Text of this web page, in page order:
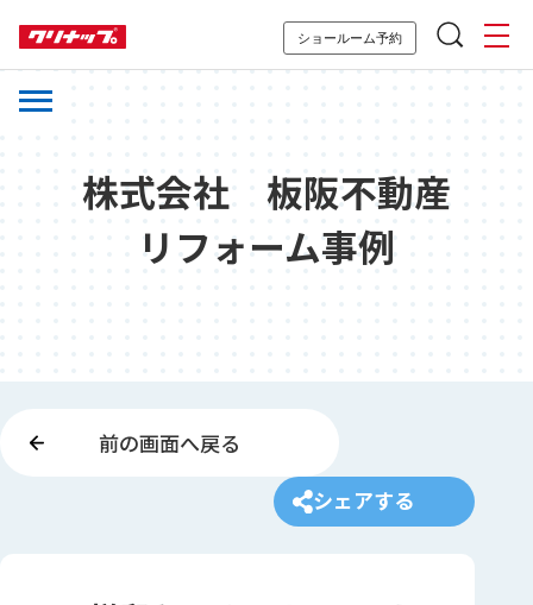
ショールーム予約
株式会社 板阪不動産
リフォーム事例
前の画面へ戻る
シェアする